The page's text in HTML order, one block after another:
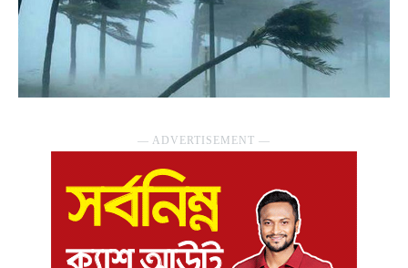
― ADVERTISEMENT ―